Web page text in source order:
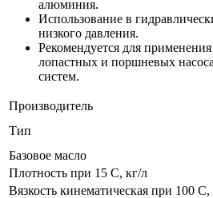
алюминия.
Использование в
низкого давления.
Рекомендуется для
лопастных и поршневых
систем.
Производитель
Тип
Базовое масло
Плотность при 15 С, кг/л
Вязкость кинематическая при 100